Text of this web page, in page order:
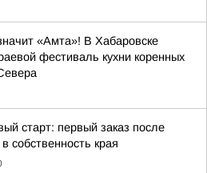
«Амта»! В Хабаровске
фестиваль кухни коренных
старт: первый заказ после
собственность края